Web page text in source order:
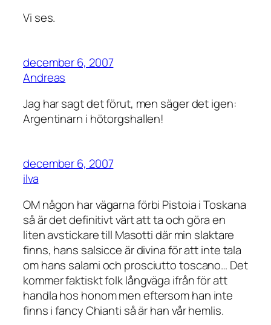
Vi ses.
december 6, 2007
Andreas
Jag har sagt det förut, men säger det igen:
Argentinarn i hötorgshallen!
december 6, 2007
ilva
OM någon har vägarna förbi Pistoia i Toskana
så är det definitivt värt att ta och göra en
liten avstickare till Masotti där min slaktare
finns, hans salsicce är divina för att inte tala
om hans salami och prosciutto toscano… Det
kommer faktiskt folk långväga ifrån för att
handla hos honom men eftersom han inte
finns i fancy Chianti så är han vår hemlis.